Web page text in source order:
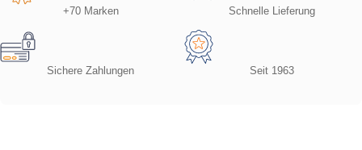
+70 Marken Schnelle Lieferung
Sichere Zahlungen Seit 1963